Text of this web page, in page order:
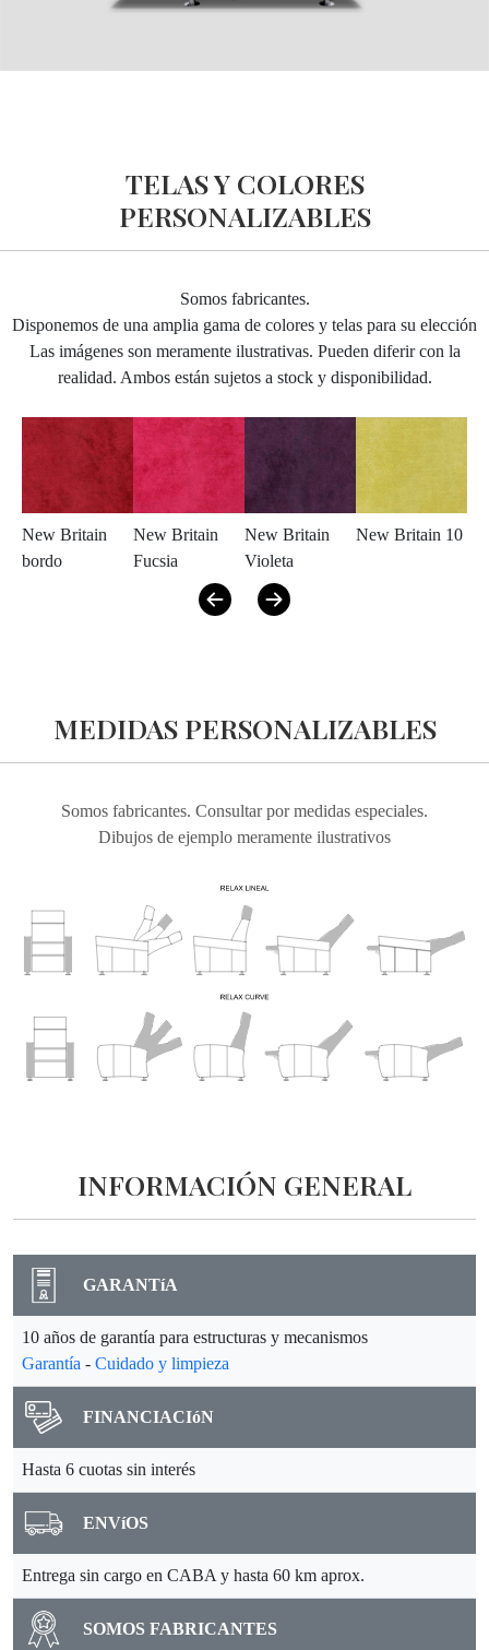
TELAS Y COLORES
PERSONALIZABLES
Somos fabricantes.
Disponemos de una amplia gama de colores y telas para su elección
Las imágenes son meramente ilustrativas. Pueden diferir con la
realidad. Ambos están sujetos a stock y disponibilidad.
New Britain
bordo
New Britain
Fucsia
New Britain
Violeta
New Britain 10
MEDIDAS PERSONALIZABLES
Somos fabricantes. Consultar por medidas especiales.
Dibujos de ejemplo meramente ilustrativos
INFORMACIÓN GENERAL
GARANTíA
10 años de garantía para estructuras y mecanismos
Garantía - Cuidado y limpieza
FINANCIACIóN
Hasta 6 cuotas sin interés
ENVíOS
Entrega sin cargo en CABA y hasta 60 km aprox.
SOMOS FABRICANTES